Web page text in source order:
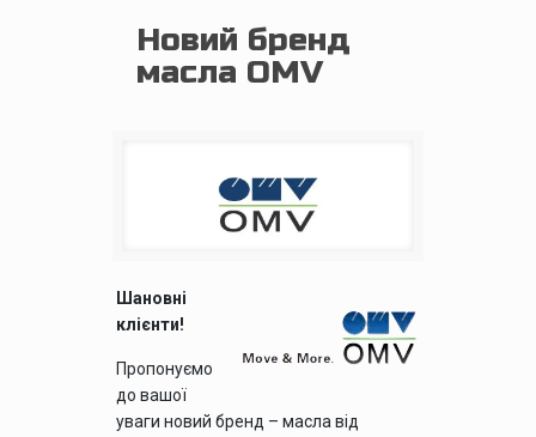
Новий бренд
масла OMV
Шановні
клієнти!
Пропонуємо
до вашої
уваги новий бренд – масла від